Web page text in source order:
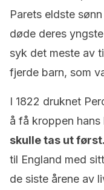
Parets eldste
døde deres
syk det meste av
fjerde barn, som
I 1822 druknet
å få kroppen hans
skulle tas ut først.
til England med
de siste årene av